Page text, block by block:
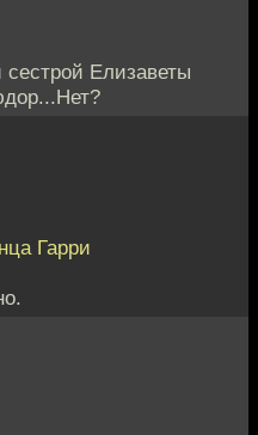
Елизаветы
Гарри